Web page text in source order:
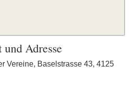
Adresse
Vereine, Baselstrasse 43, 4125